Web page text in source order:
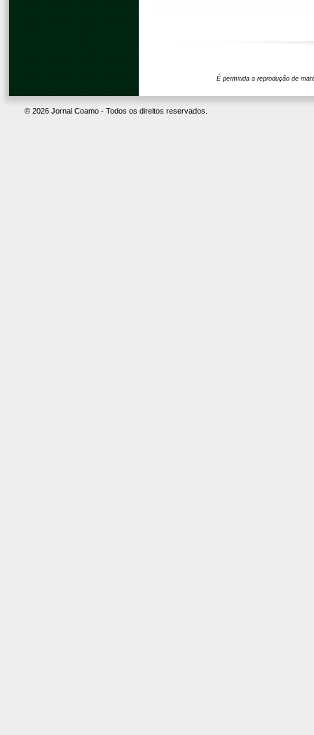
© 2026 Jornal Coamo - Todos os direitos reservados.